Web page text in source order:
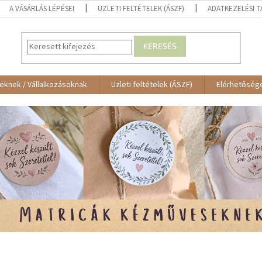
A VÁSÁRLÁS LÉPÉSEI ÜZLETI FELTÉTELEK (ÁSZF) ADATKEZELÉSI
KERESÉS
/ Vállalkozásoknak Üzleti feltételek (ÁSZF)